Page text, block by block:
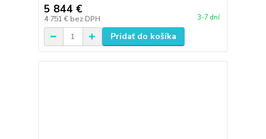
5 844 €
4 751 € bez DPH 3-7 dní
Pridať do košíka